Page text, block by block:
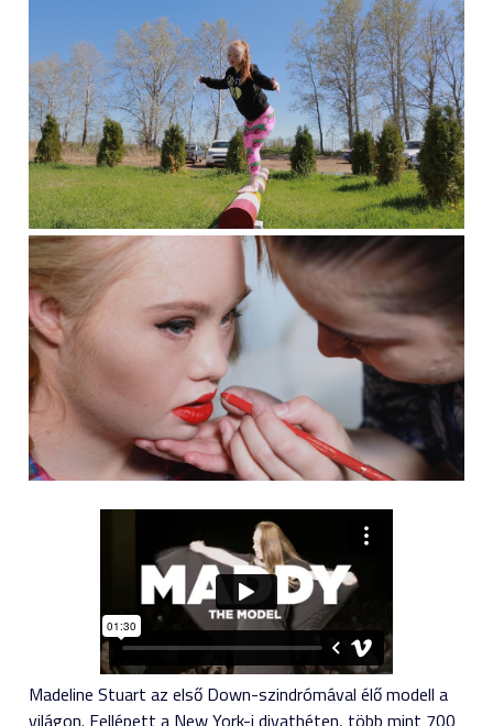
Madeline Stuart az első Down-szindrómával élő modell a
világon. Fellépett a New York-i divathéten, több mint 700